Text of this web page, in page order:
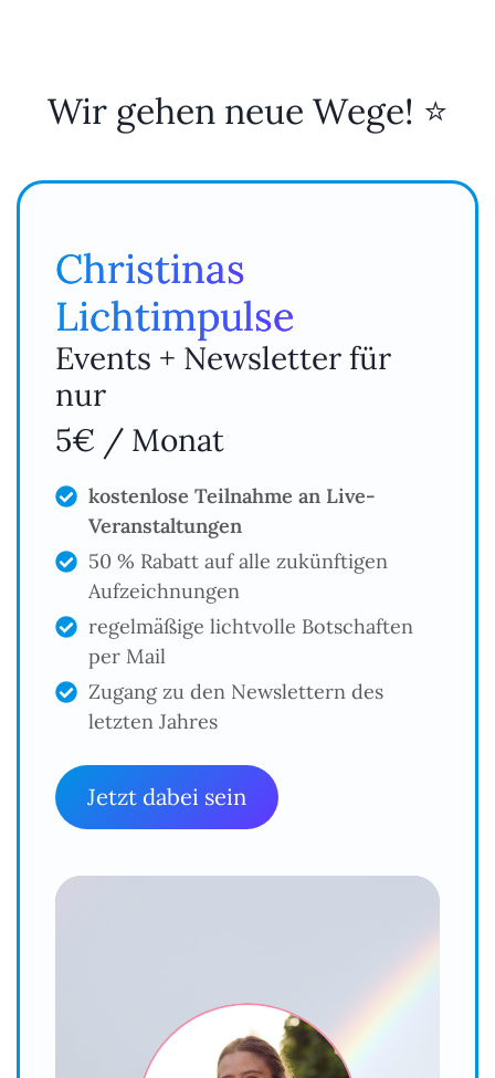
Wir gehen neue Wege! ⭐
Christinas
Lichtimpulse
Events + Newsletter für
nur
5€ / Monat
kostenlose Teilnahme an Live-
Veranstaltungen
50 % Rabatt auf alle zukünftigen
Aufzeichnungen
regelmäßige lichtvolle Botschaften
per Mail
Zugang zu den Newslettern des
letzten Jahres
Jetzt dabei sein